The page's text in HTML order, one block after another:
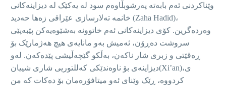
وێناکردنی ئەم بابەتە پەرشوبڵاوەم سود لە یەکێک لە دیزاینەکانی
خانمە تەلارسازی عێراقی زەها حەدید (Zaha Hadid)،
وەردەگرین. کۆی دیزاینەکانی ئەم خاتوونە بەشێوەیەکن پێبەپێی
سروشت دەڕۆن، ئەمیش بەو مانایەی هیچ هەژمارێک بۆ
ڕەقێتی و زبری شار ناکەن، بەڵکو گێچەڵیشی پێدەکەن. لەو
دیزاینەی بۆ ناوەندێکی کەللتوریی شاری شییان(Xi’an)ی،
کردووە، ڕێک وێنای ئەو میتافۆرەمان بۆ دەکات کە من